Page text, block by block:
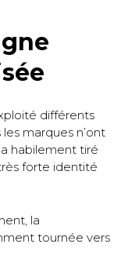
différents
marques n’ont
a habilement tiré
forte identité
la
tournée vers